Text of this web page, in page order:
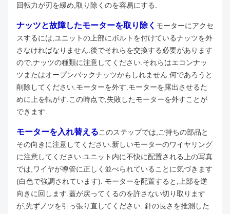
回転力が刃を緩め,取り除くのを容易にする.
ナッツと故障したモーターを取り除く モーターにアクセ
スするには,ユニットの上部にボルトを付けているナッツを外
さなければなりません.後でそれらを交換する必要があります
ので,ナッツの種類に注意してください.それらはエコンナッ
ツまたはオープンバックナッツかもしれません.何であろうと
削除してください. モーターを外す.モーターを露出させるた
めに上を転がす.この時点で,失敗したモーターを外すことが
できます.
モーターを入れ替えるこのステップでは,ご持ちの部品と
その向きに注意してください.新しいモーターのワイヤリング
に注意してください.ユニット内に不快に配置される上の写真
では,ワイヤが導管に正しく並べられていることに気づきます
(白色で強調されています). モーターを配置すると,上部を逆
向きに回します.蓋が戻ってくるのを許さない切り取ります
が,先ずノツを引っ張り直してください. 針の長さを推測した